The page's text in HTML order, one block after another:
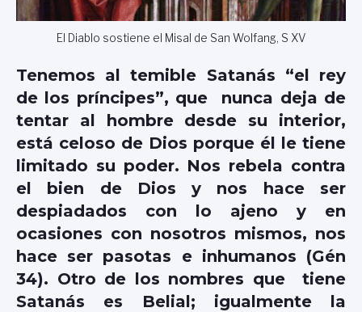
El Diablo sostiene el Misal de San Wolfang, S XV
Tenemos al temible Satanás “el rey
de los príncipes”, que nunca deja de
tentar al hombre desde su interior,
está celoso de Dios porque él le tiene
limitado su poder. Nos rebela contra
el bien de Dios y nos hace ser
despiadados con lo ajeno y en
ocasiones con nosotros mismos, nos
hace ser pasotas e inhumanos (Gén
34). Otro de los nombres que tiene
Satanás es Belial; igualmente la